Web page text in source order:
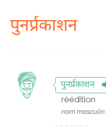
पुनर्प्रकाशन
पुनर्प्रकाशन
réédition
nom masculin